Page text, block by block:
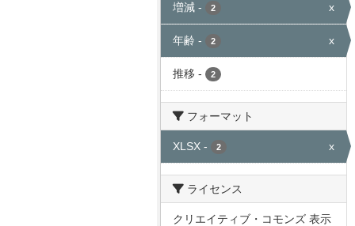
増減 - 2 x
年齢 - 2 x
推移 - 2
フォーマット
XLSX - 2 x
ライセンス
クリエイティブ・コモンズ 表示